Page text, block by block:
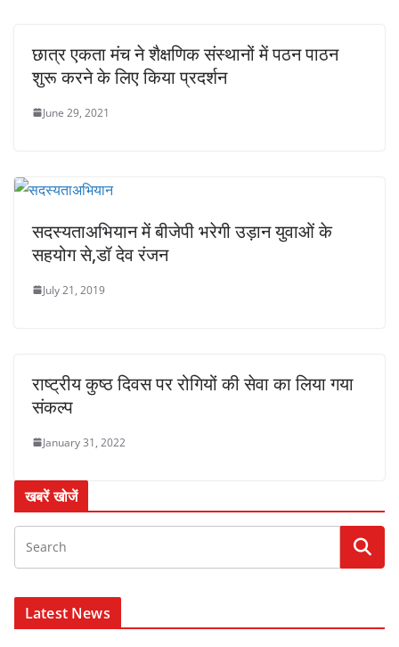
छात्र एकता मंच ने शैक्षणिक संस्थानों में पठन पाठन
शुरू करने के लिए किया प्रदर्शन
June 29, 2021
सदस्यताअभियान में बीजेपी भरेगी उड़ान युवाओं के
सहयोग से,डॉ देव रंजन
July 21, 2019
राष्ट्रीय कुष्ठ दिवस पर रोगियों की सेवा का लिया गया
संकल्प
January 31, 2022
खबरें खोजें
Latest News